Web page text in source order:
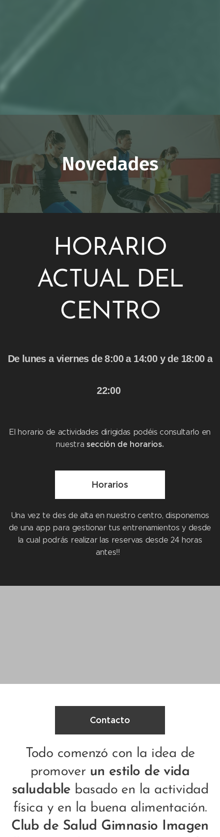
Novedades
HORARIO
ACTUAL DEL
CENTRO
De lunes a viernes de 8:00 a 14:00 y de 18:00 a
22:00
El horario de actividades dirigidas podéis consultarlo en
nuestra sección de horarios.
Horarios
Una vez te des de alta en nuestro centro, disponemos
de una app para gestionar tus entrenamientos y desde
la cual podrás realizar las reservas desde 24 horas
antes!!
Contacto
Todo comenzó con la idea de
promover un estilo de vida
saludable basado en la actividad
física y en la buena alimentación.
Club de Salud Gimnasio Imagen